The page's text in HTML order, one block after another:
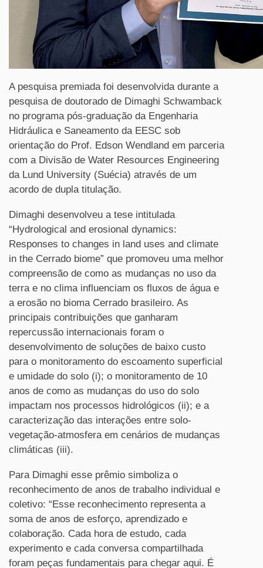
A pesquisa premiada foi desenvolvida durante a
pesquisa de doutorado de Dimaghi Schwamback
no programa pós-graduação da Engenharia
Hidráulica e Saneamento da EESC sob
orientação do Prof. Edson Wendland em parceria
com a Divisão de Water Resources Engineering
da Lund University (Suécia) através de um
acordo de dupla titulação.
Dimaghi desenvolveu a tese intitulada
“Hydrological and erosional dynamics:
Responses to changes in land uses and climate
in the Cerrado biome” que promoveu uma melhor
compreensão de como as mudanças no uso da
terra e no clima influenciam os fluxos de água e
a erosão no bioma Cerrado brasileiro. As
principais contribuições que ganharam
repercussão internacionais foram o
desenvolvimento de soluções de baixo custo
para o monitoramento do escoamento superficial
e umidade do solo (i); o monitoramento de 10
anos de como as mudanças do uso do solo
impactam nos processos hidrológicos (ii); e a
caracterização das interações entre solo-
vegetação-atmosfera em cenários de mudanças
climáticas (iii).
Para Dimaghi esse prêmio simboliza o
reconhecimento de anos de trabalho individual e
coletivo: “Esse reconhecimento representa a
soma de anos de esforço, aprendizado e
colaboração. Cada hora de estudo, cada
experimento e cada conversa compartilhada
foram peças fundamentais para chegar aqui. É